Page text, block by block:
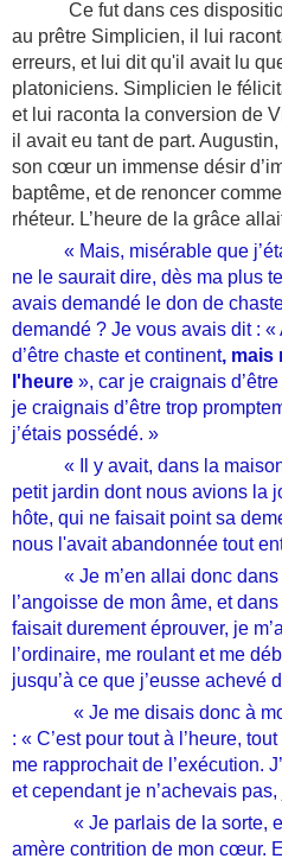
Ce fut dans ces
au prêtre Simplicien, il lui
erreurs, et lui dit qu'il avait lu
platoniciens. Simplicien le
et lui raconta la conversion de
il avait eu tant de part.
son cœur un immense désir
baptême, et de renoncer
rhéteur. L’heure de la grâce
« Mais, misérable que
ne le saurait dire, dès ma plus
avais demandé le don de
demandé ? Je vous avais dit :
d’être chaste et continent, mais
l'heure », car je craignais
je craignais d’être trop
j’étais possédé. »
« Il y avait, dans la maison
petit jardin dont nous avions la
hôte, qui ne faisait point sa
nous l'avait abandonnée tout
« Je m’en allai donc dans
l’angoisse de mon âme, et
faisait durement éprouver, je
l’ordinaire, me roulant et me
jusqu’à ce que j’eusse achevé
« Je me disais donc à
: « C’est pour tout à l’heure,
me rapprochait de l’exécution.
et cependant je n’achevais
« Je parlais de la sorte, et
amère contrition de mon cœur.